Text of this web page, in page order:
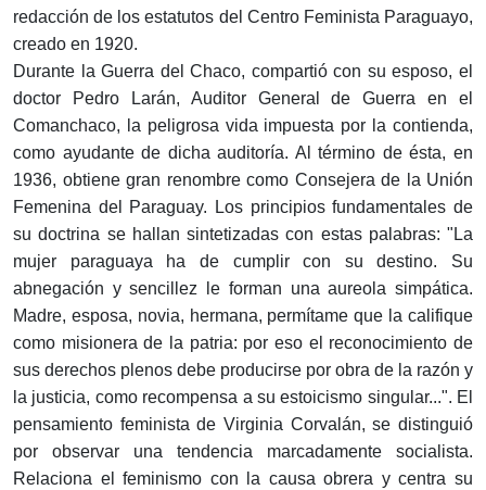
redacción de los estatutos del Centro Feminista Paraguayo,
creado en 1920.
Durante la Guerra del Chaco, compartió con su esposo, el
doctor Pedro Larán, Auditor General de Guerra en el
Comanchaco, la peligrosa vida impuesta por la contienda,
como ayudante de dicha auditoría. Al término de ésta, en
1936, obtiene gran renombre como Consejera de la Unión
Femenina del Paraguay. Los principios fundamentales de
su doctrina se hallan sintetizadas con estas palabras: "La
mujer paraguaya ha de cumplir con su destino. Su
abnegación y sencillez le forman una aureola simpática.
Madre, esposa, novia, hermana, permítame que la califique
como misionera de la patria: por eso el reconocimiento de
sus derechos plenos debe producirse por obra de la razón y
la justicia, como recompensa a su estoicismo singular...". El
pensamiento feminista de Virginia Corvalán, se distinguió
por observar una tendencia marcadamente socialista.
Relaciona el feminismo con la causa obrera y centra su